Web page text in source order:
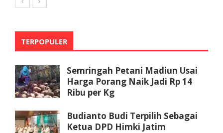
TERPOPULER
Semringah Petani Madiun Usai
Harga Porang Naik Jadi Rp 14
Ribu per Kg
Budianto Budi Terpilih Sebagai
Ketua DPD Himki Jatim